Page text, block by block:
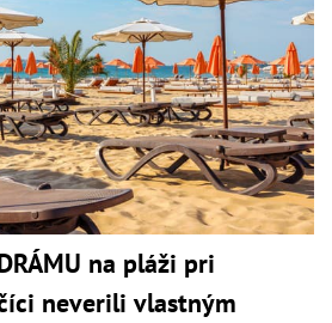
na pláži pri
neverili vlastným